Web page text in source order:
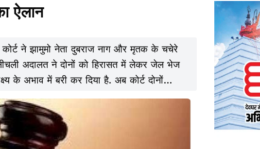
ऐलान
ने झामुमो नेता दुबराज नाग और मृतक के चचेरे
अदालत ने दोनों को हिरासत में लेकर जेल भेज
के अभाव में बरी कर दिया है. अब कोर्ट दोनों